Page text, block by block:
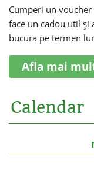
Cumperi un
face un cadou util și
bucura pe termen
Afla mai
Calendar